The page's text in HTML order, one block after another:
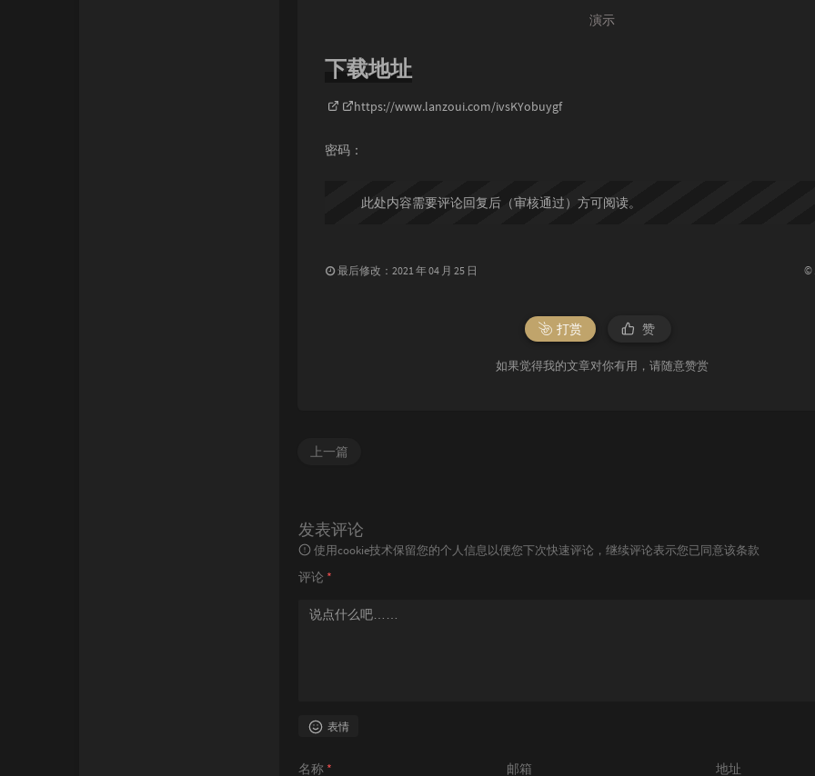
演示
下载地址
https://www.lanzoui.com/ivsKYobuygf
密码：
此处内容需要评论回复后（审核通过）方可阅读。
最后修改：2021 年 04 月 25 日 ©
打赏 赞
如果觉得我的文章对你有用，请随意赞赏
上一篇
发表评论
使用cookie技术保留您的个人信息以便您下次快速评论，继续评论表示您已同意该条款
评论 *
表情
名称 *
邮箱 地址